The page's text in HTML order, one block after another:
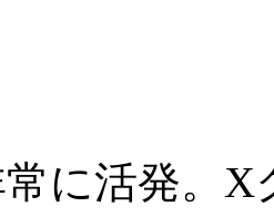
に活発。X